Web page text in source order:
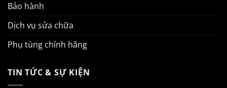
Bảo hành
Dịch vụ sửa chữa
Phụ tùng chính hãng
TIN TỨC & SỰ KIỆN